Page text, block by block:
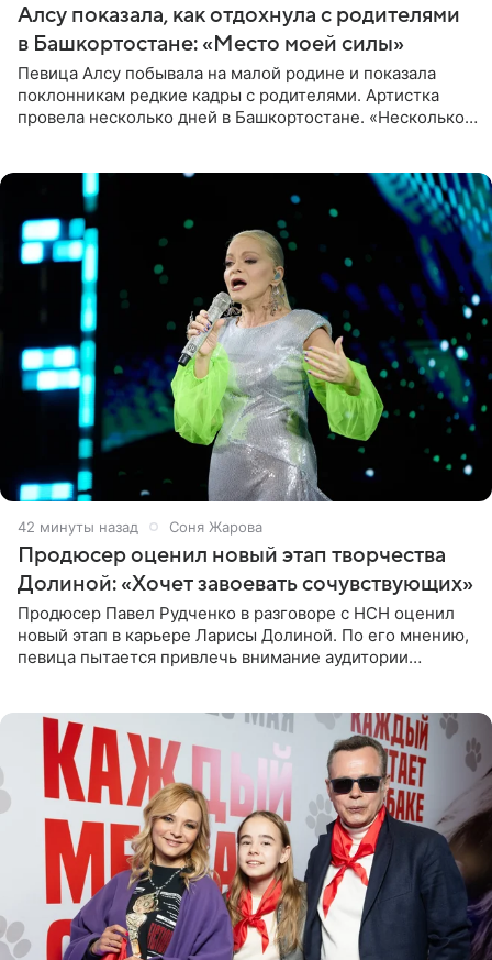
Алсу показала, как отдохнула с родителями
в Башкортостане: «Место моей силы»
Певица Алсу побывала на малой родине и показала
поклонникам редкие кадры с родителями. Артистка
провела несколько дней в Башкортостане. «Несколько
42 минуты назад Соня Жарова
Продюсер оценил новый этап творчества
Долиной: «Хочет завоевать сочувствующих»
Продюсер Павел Рудченко в разговоре с НСН оценил
новый этап в карьере Ларисы Долиной. По его мнению,
певица пытается привлечь внимание аудитории